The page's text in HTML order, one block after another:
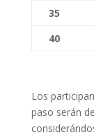
35
40
Los
paso serán